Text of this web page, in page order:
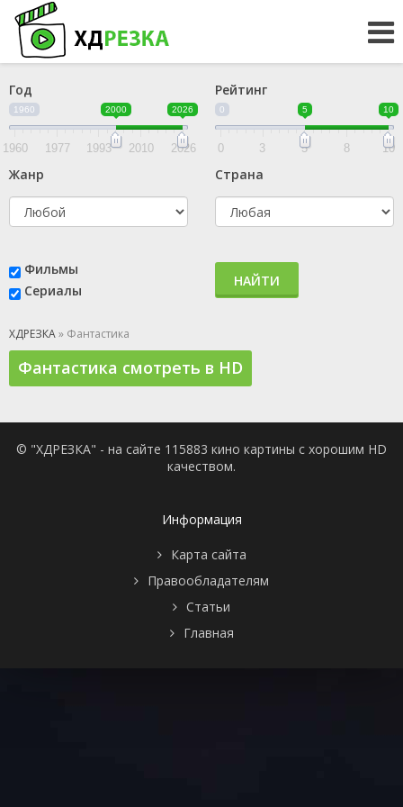
Год
1960 2000 2026
1960 1977 1993 2010 2026
Рейтинг
0 5 10
0 3 5 8 10
Жанр Страна
Фильмы
Сериалы
НАЙТИ
ХДРЕЗКА» Фантастика
Фантастика смотреть в HD
© "ХДРЕЗКА" - на сайте 115883 кино картины с хорошим HD
качеством.
Информация
Карта сайта
Правообладателям
Статьи
Главная